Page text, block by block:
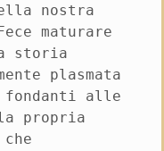
nostra
maturare
storia
plasmata
alle
propria